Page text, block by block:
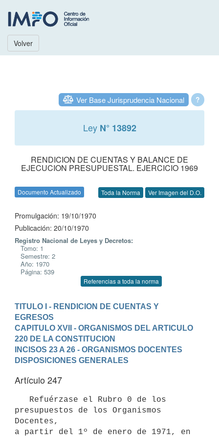
Volver
?
Ver Base Jurisprudencia Nacional
Ley N° 13892
RENDICION DE CUENTAS Y BALANCE DE
EJECUCION PRESUPUESTAL. EJERCICIO 1969
Documento Actualizado Toda la Norma Ver Imagen del D.O.
Promulgación: 19/10/1970
Publicación: 20/10/1970
Registro Nacional de Leyes y Decretos:
Tomo: 1
Semestre: 2
Año: 1970
Página: 539
Referencias a toda la norma
TITULO I - RENDICION DE CUENTAS Y
EGRESOS
CAPITULO XVII - ORGANISMOS DEL ARTICULO
220 DE LA CONSTITUCION
INCISOS 23 A 26 - ORGANISMOS DOCENTES
DISPOSICIONES GENERALES
Artículo 247
presupuestos de los Organismos
Docentes,
a partir del 1º de enero de 1971, en